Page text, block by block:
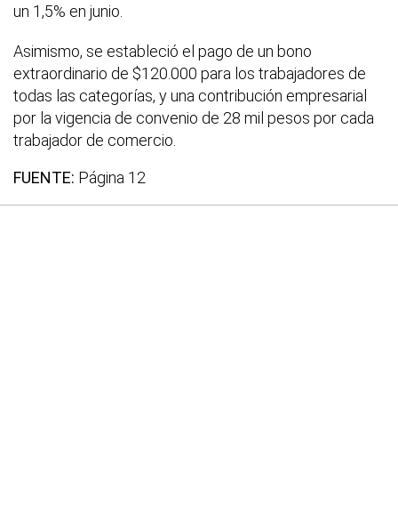
un 1,5% en junio.
Asimismo, se estableció el pago de un bono
extraordinario de $120.000 para los trabajadores de
todas las categorías, y una contribución empresarial
por la vigencia de convenio de 28 mil pesos por cada
trabajador de comercio.
FUENTE: Página 12